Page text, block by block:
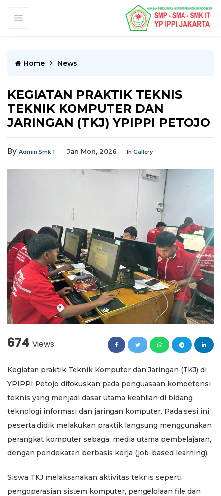
Home News
KEGIATAN PRAKTIK TEKNIS
TEKNIK KOMPUTER DAN
JARINGAN (TKJ) YPIPPI PETOJO
By Admin Smk 1 Jan Mon, 2026 In Gallery
674 Views
Kegiatan praktik Teknik Komputer dan Jaringan (TKJ) di
YPIPPI Petojo difokuskan pada penguasaan kompetensi
teknis yang menjadi dasar utama keahlian di bidang
teknologi informasi dan jaringan komputer. Pada sesi ini,
peserta didik melakukan praktik langsung menggunakan
perangkat komputer sebagai media utama pembelajaran,
dengan pendekatan berbasis kerja (job-based learning).
Siswa TKJ melaksanakan aktivitas teknis seperti
pengoperasian sistem komputer, pengelolaan file dan